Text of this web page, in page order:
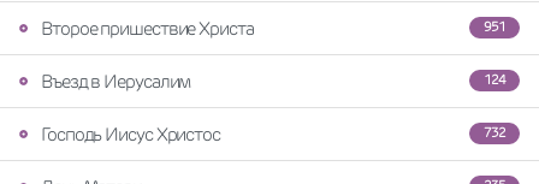
951
Второе пришествие Христа
124
Въезд в Иерусалим
732
Господь Иисус Христос